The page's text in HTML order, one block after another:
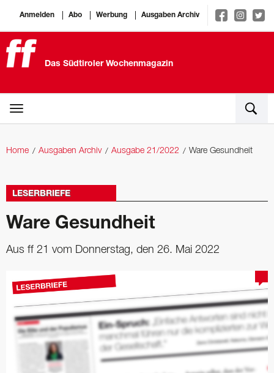
Anmelden Abo Werbung Ausgaben Archiv
Das Südtiroler Wochenmagazin
Home Ausgaben Archiv Ausgabe 21/2022 Ware Gesundheit
LESERBRIEFE
Ware Gesundheit
Aus ff 21 vom Donnerstag, den 26. Mai 2022